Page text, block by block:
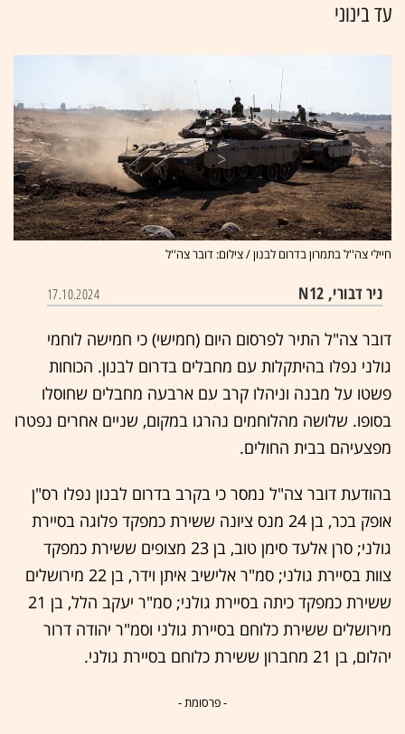
עד בינוני
חיילי צה''ל בתמרון בדרום לבנון / צילום: דובר צה''ל
ניר דבורי, N12 17.10.2024
דובר צה"ל התיר לפרסום היום (חמישי) כי חמישה לוחמי
גולני נפלו בהיתקלות עם מחבלים בדרום לבנון. הכוחות
פשטו על מבנה וניהלו קרב עם ארבעה מחבלים שחוסלו
בסופו. שלושה מהלוחמים נהרגו במקום, שניים אחרים נפטרו
מפצעיהם בבית החולים.
בהודעת דובר צה"ל נמסר כי בקרב בדרום לבנון נפלו רס"ן
אופק בכר, בן 24 מנס ציונה ששירת כמפקד פלוגה בסיירת
גולני; סרן אלעד סימן טוב, בן 23 מצופים ששירת כמפקד
צוות בסיירת גולני; סמ"ר אלישיב איתן וידר, בן 22 מירושלים
ששירת כמפקד כיתה בסיירת גולני; סמ"ר יעקב הלל, בן 21
מירושלים ששירת כלוחם בסיירת גולני וסמ"ר יהודה דרור
יהלום, בן 21 מחברון ששירת כלוחם בסיירת גולני.
- פרסומת -